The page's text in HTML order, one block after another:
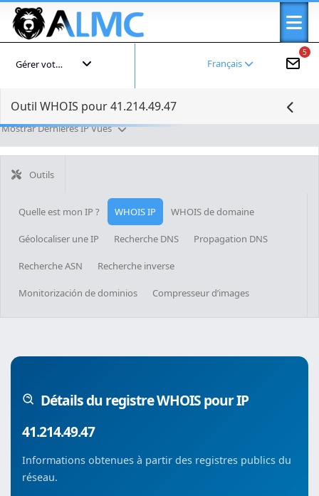
5
Français
Gérer votre compte
Outil WHOIS pour 41.214.49.47
Mostrar Dernières IP Vues
Outils
Quelle est mon IP ? WHOIS IP WHOIS de domaine
Géolocaliser une IP Recherche DNS Propagation DNS
Recherche ASN Recherche inverse
Monitorización de dominios Compresseur d’images
Détails du registre WHOIS pour IP
41.214.49.47
Informations obtenues à partir des registres publics du
réseau.